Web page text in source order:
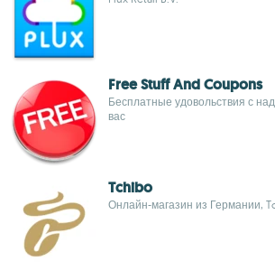
Free Stuff And Coupons
Бесплатные удовольствия с
вас
Tchibo
Онлайн-магазин из Германии,